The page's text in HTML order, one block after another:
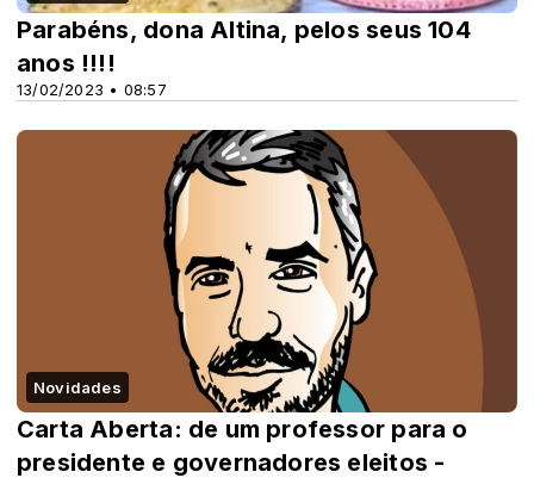
13/02/2023 • 08:57
Parabéns, dona Altina, pelos seus 104
anos !!!!
Novidades
Carta Aberta: de um professor para o
presidente e governadores eleitos -